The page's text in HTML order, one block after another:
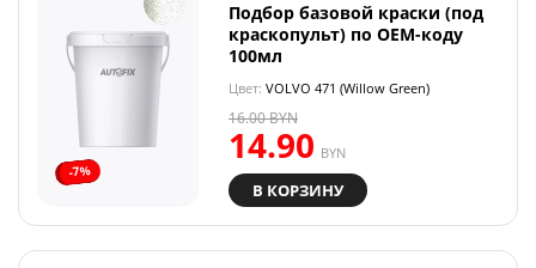
-7%
Подбор базовой краски (под
краскопульт) по OEM-коду
100мл
Цвет: VOLVO 471 (Willow Green)
14.90 BYN
16.00BYN
В КОРЗИНУ